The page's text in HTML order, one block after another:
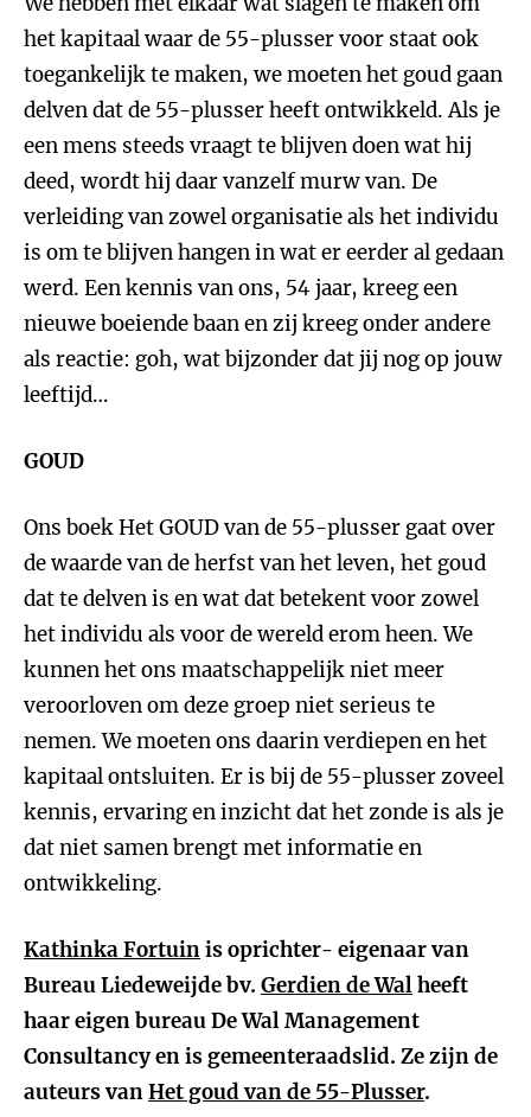
het kapitaal waar de 55-plusser voor staat ook
toegankelijk te maken, we moeten het goud gaan
delven dat de 55-plusser heeft ontwikkeld. Als je
een mens steeds vraagt te blijven doen wat hij
deed, wordt hij daar vanzelf murw van. De
verleiding van zowel organisatie als het individu
is om te blijven hangen in wat er eerder al gedaan
werd. Een kennis van ons, 54 jaar, kreeg een
nieuwe boeiende baan en zij kreeg onder andere
als reactie: goh, wat bijzonder dat jij nog op jouw
leeftijd…
GOUD
Ons boek Het GOUD van de 55-plusser gaat over
de waarde van de herfst van het leven, het goud
dat te delven is en wat dat betekent voor zowel
het individu als voor de wereld erom heen. We
kunnen het ons maatschappelijk niet meer
veroorloven om deze groep niet serieus te
nemen. We moeten ons daarin verdiepen en het
kapitaal ontsluiten. Er is bij de 55-plusser zoveel
kennis, ervaring en inzicht dat het zonde is als je
dat niet samen brengt met informatie en
ontwikkeling.
Kathinka Fortuinis oprichter- eigenaar van
Bureau Liedeweijde bv. Gerdien de Walheeft
haar eigen bureau De Wal Management
Consultancy en is gemeenteraadslid. Ze zijn de
auteurs vanHet goud van de 55-Plusser.